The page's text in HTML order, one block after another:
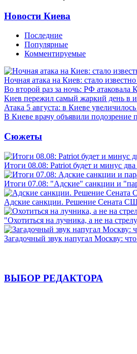
Новости Киева
Последние
Популярные
Комментируемые
Ночная атака на Киев: стало
Во второй раз за ночь: РФ атаковала
Киев пережил самый жаркий день в
Атака 5 августа: в Киеве
В Киеве врачу объявили подозрение
Сюжеты
Итоги 08.08: Patriot будет и минус
Итоги 07.08: "Адские" санкции и
Адские санкции. Решение Сената
"Охотиться на лучника, а не на
Загадочный звук напугал Москву:
ВЫБОР РЕДАКТОРА